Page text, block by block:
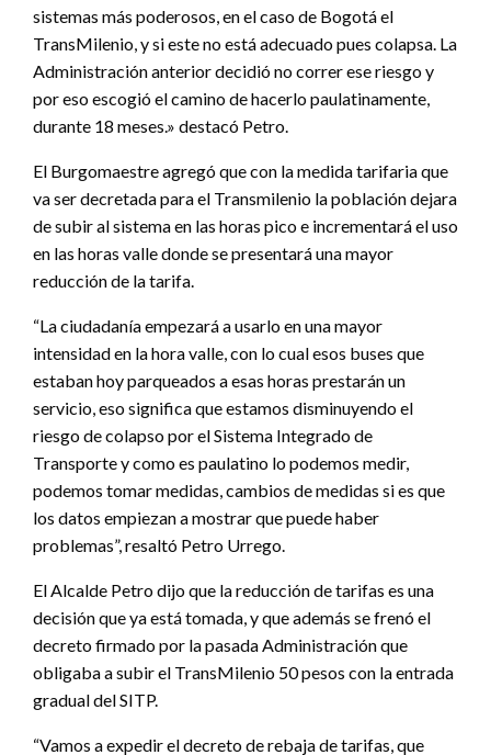
sistemas más poderosos, en el caso de Bogotá el
TransMilenio, y si este no está adecuado pues colapsa. La
Administración anterior decidió no correr ese riesgo y
por eso escogió el camino de hacerlo paulatinamente,
durante 18 meses.» destacó Petro.
El Burgomaestre agregó que con la medida tarifaria que
va ser decretada para el Transmilenio la población dejara
de subir al sistema en las horas pico e incrementará el uso
en las horas valle donde se presentará una mayor
reducción de la tarifa.
“La ciudadanía empezará a usarlo en una mayor
intensidad en la hora valle, con lo cual esos buses que
estaban hoy parqueados a esas horas prestarán un
servicio, eso significa que estamos disminuyendo el
riesgo de colapso por el Sistema Integrado de
Transporte y como es paulatino lo podemos medir,
podemos tomar medidas, cambios de medidas si es que
los datos empiezan a mostrar que puede haber
problemas”, resaltó Petro Urrego.
El Alcalde Petro dijo que la reducción de tarifas es una
decisión que ya está tomada, y que además se frenó el
decreto firmado por la pasada Administración que
obligaba a subir el TransMilenio 50 pesos con la entrada
gradual del SITP.
“Vamos a expedir el decreto de rebaja de tarifas, que